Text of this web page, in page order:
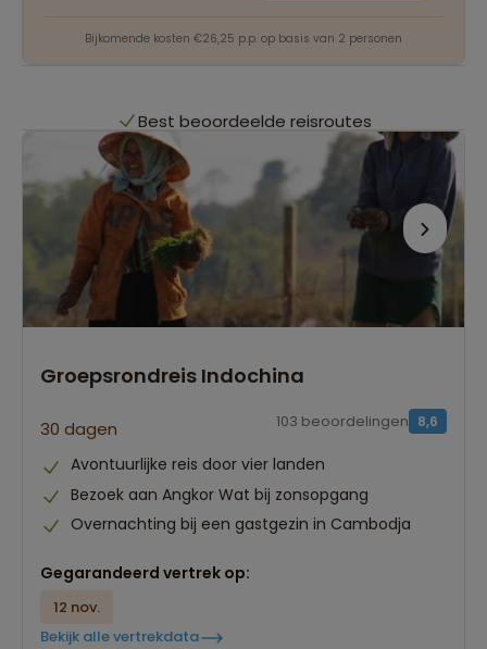
Bijkomende kosten €26,25 p.p. op basis van 2 personen
Persoonlijk én deskundig reisadvies
Het grootste reisaanbod
Persoonlijk én deskundig reisadvies
Best beoordeelde reisroutes
Groepsrondreis Indochina
30 dagen 8,6
103 beoordelingen
Avontuurlijke reis door vier landen
Bezoek aan Angkor Wat bij zonsopgang
Overnachting bij een gastgezin in Cambodja
Gegarandeerd vertrek op:
12 nov.
Bekijk alle vertrekdata